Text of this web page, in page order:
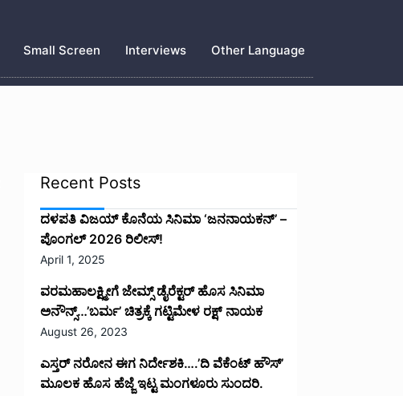
Small Screen Interviews Other Language
Recent Posts
ದಳಪತಿ ವಿಜಯ್‌ ಕೊನೆಯ ಸಿನಿಮಾ ‘ಜನನಾಯಕನ್’ –
ಪೊಂಗಲ್ 2026 ರಿಲೀಸ್!
April 1, 2025
ವರಮಹಾಲಕ್ಷ್ಮೀಗೆ ಜೇಮ್ಸ್ ಡೈರೆಕ್ಟರ್ ಹೊಸ ಸಿನಿಮಾ
ಅನೌನ್ಸ್…’ಬರ್ಮ’ ಚಿತ್ರಕ್ಕೆ ಗಟ್ಟಿಮೇಳ ರಕ್ಷ್ ನಾಯಕ
August 26, 2023
ಎಸ್ತರ್ ನರೋನ ಈಗ ನಿರ್ದೇಶಕಿ….’ದಿ ವೆಕೆಂಟ್ ಹೌಸ್‌’‌
ಮೂಲಕ ಹೊಸ ಹೆಜ್ಜೆ ಇಟ್ಟ ಮಂಗಳೂರು ಸುಂದರಿ.